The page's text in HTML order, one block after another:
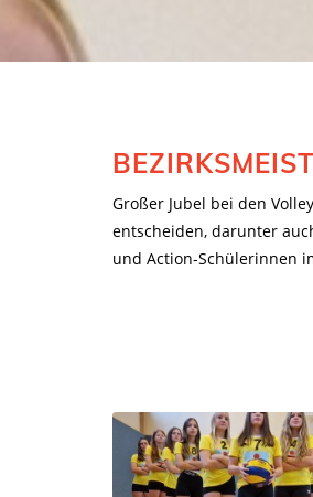
Großer Jubel bei den
entscheiden, darunter
und Action-Schülerinnen